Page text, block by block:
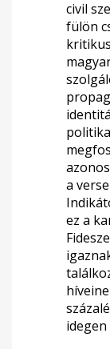
civil
fülön
a
ez a